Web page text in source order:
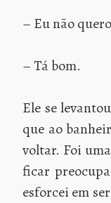
– Eu não
– Tá bom.
Ele se
que ao
voltar. Foi
ficar
esforcei em